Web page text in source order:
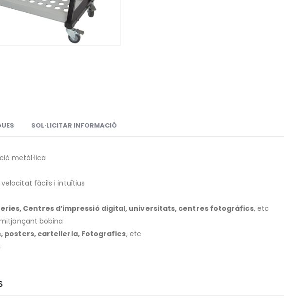
SOL·LICITAR INFORMACIÓ
metàl·lica
fàcils i intuïtius
Centres d’impressió digital, universitats, centres fotogràfics, etc
bobina
posters, cartelleria, Fotografies, etc